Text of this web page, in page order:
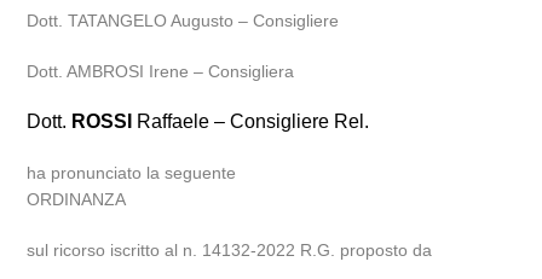
Dott. TATANGELO Augusto – Consigliere
Dott. AMBROSI Irene – Consigliera
Dott. ROSSI Raffaele – Consigliere Rel.
ha pronunciato la seguente
ORDINANZA
sul ricorso iscritto al n. 14132-2022 R.G. proposto da